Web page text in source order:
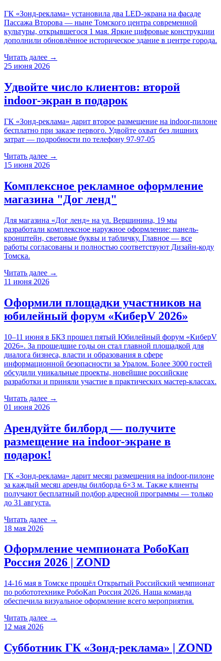
ГК «Зонд-реклама» установила два LED-экрана на фасаде
Пассажа Второва — ныне Томского центра современной
культуры, открывшегося 1 мая. Яркие цифровые конструкции
дополнили обновлённое историческое здание в центре города.
Читать далее →
25 июня 2026
Удвойте число клиентов: второй
indoor-экран в подарок
ГК «Зонд-реклама» дарит второе размещение на indoor-пилоне
бесплатно при заказе первого. Удвойте охват без лишних
затрат — подробности по телефону 97-97-05
Читать далее →
15 июня 2026
Комплексное рекламное оформление
магазина "Дог ленд"
Для магазина «Дог ленд» на ул. Вершинина, 19 мы
разработали комплексное наружное оформление: панель-
кронштейн, световые буквы и табличку. Главное — все
работы согласованы и полностью соответствуют Дизайн-коду
Томска.
Читать далее →
11 июня 2026
Оформили площадки участников на
юбилейный форум «КиберV 2026»
10–11 июня в БКЗ прошел пятый Юбилейный форум «КиберV
2026». За прошедшие годы он стал главной площадкой для
диалога бизнеса, власти и образования в сфере
информационной безопасности за Уралом. Более 3000 гостей
обсудили уникальные проекты, новейшие российские
разработки и приняли участие в практических мастер-классах.
Читать далее →
01 июня 2026
Арендуйте билборд — получите
размещение на indoor-экране в
подарок!
ГК «Зонд-реклама» дарит месяц размещения на indoor-пилоне
за каждый месяц аренды билборда 6×3 м. Также клиенты
получают бесплатный подбор адресной программы — только
до 31 августа.
Читать далее →
18 мая 2026
Оформление чемпионата РобоКап
Россия 2026 | ZOND
14-16 мая в Томске прошёл Открытый Российский чемпионат
по робототехнике РобоКап Россия 2026. Наша команда
обеспечила визуальное оформление всего мероприятия.
Читать далее →
12 мая 2026
Субботник ГК «Зонд-реклама» | ZOND